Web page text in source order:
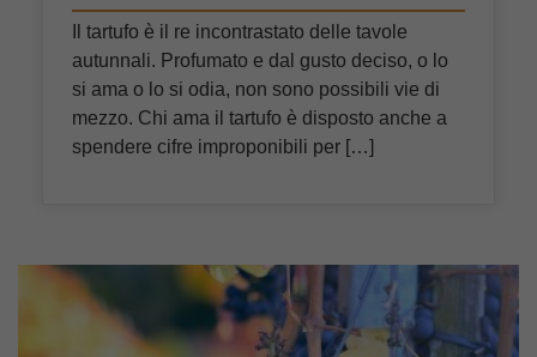
Il tartufo è il re incontrastato delle tavole
autunnali. Profumato e dal gusto deciso, o lo
si ama o lo si odia, non sono possibili vie di
mezzo. Chi ama il tartufo è disposto anche a
spendere cifre improponibili per […]